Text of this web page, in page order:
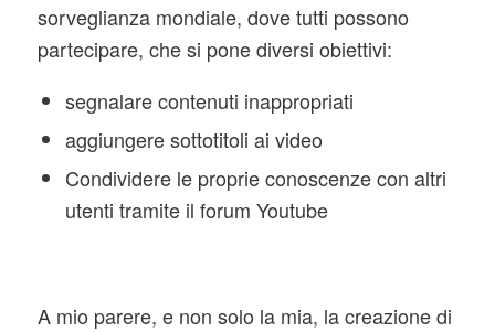
sorveglianza mondiale, dove tutti possono
partecipare, che si pone diversi obiettivi:
segnalare contenuti inappropriati
aggiungere sottotitoli ai video
Condividere le proprie conoscenze con altri
utenti tramite il forum Youtube
A mio parere, e non solo la mia, la creazione di